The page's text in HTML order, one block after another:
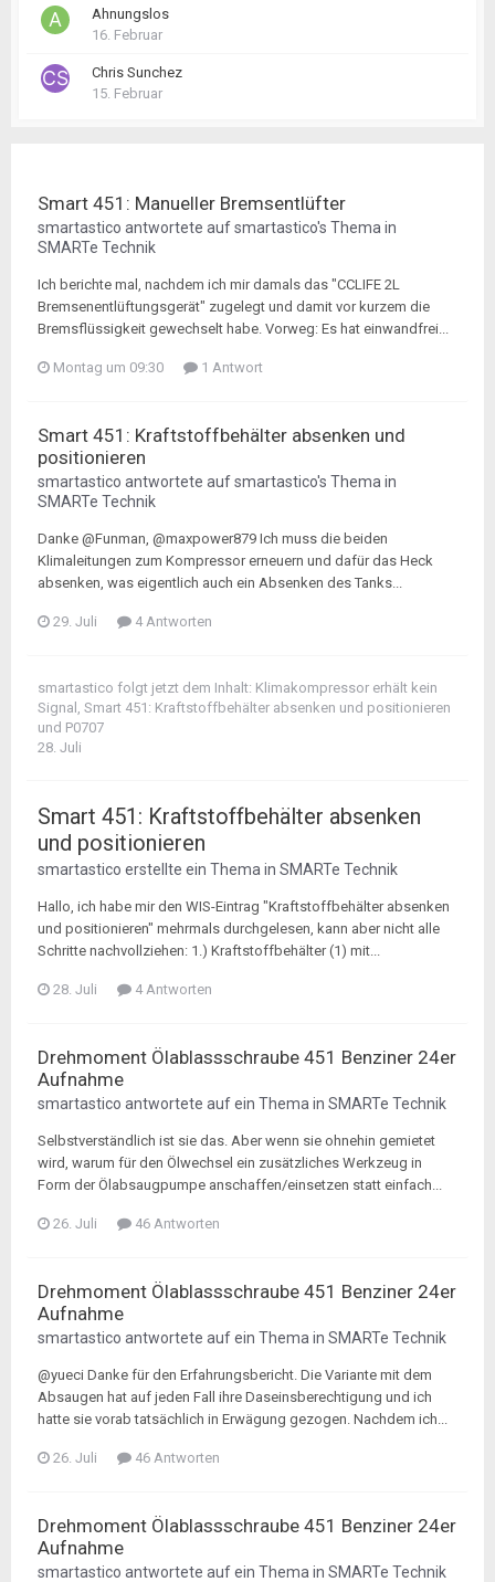
Ahnungslos
16. Februar
Chris Sunchez
15. Februar
Smart 451: Manueller Bremsentlüfter
smartastico antwortete aufsmartastico's Thema in
SMARTe Technik
Ich berichte mal, nachdem ich mir damals das "CCLIFE 2L
Bremsenentlüftungsgerät" zugelegt und damit vor kurzem die
Bremsflüssigkeit gewechselt habe. Vorweg: Es hat einwandfrei...
Montag um 09:30 1 Antwort
Smart 451: Kraftstoffbehälter absenken und
positionieren
smartastico antwortete aufsmartastico's Thema in
SMARTe Technik
Danke @Funman, @maxpower879 Ich muss die beiden
Klimaleitungen zum Kompressor erneuern und dafür das Heck
absenken, was eigentlich auch ein Absenken des Tanks...
29. Juli 4 Antworten
smartastico folgt jetzt dem Inhalt: Klimakompressor erhält kein
Signal , Smart 451: Kraftstoffbehälter absenken und positionieren
und P0707
28. Juli
Smart 451: Kraftstoffbehälter absenken
und positionieren
smartastico erstellte ein Thema in SMARTe Technik
Hallo, ich habe mir den WIS-Eintrag "Kraftstoffbehälter absenken
und positionieren" mehrmals durchgelesen, kann aber nicht alle
Schritte nachvollziehen: 1.) Kraftstoffbehälter (1) mit...
28. Juli 4 Antworten
Drehmoment Ölablassschraube 451 Benziner 24er
Aufnahme
smartastico antwortete auf ein Thema in SMARTe Technik
Selbstverständlich ist sie das. Aber wenn sie ohnehin gemietet
wird, warum für den Ölwechsel ein zusätzliches Werkzeug in
Form der Ölabsaugpumpe anschaffen/einsetzen statt einfach...
26. Juli 46 Antworten
Drehmoment Ölablassschraube 451 Benziner 24er
Aufnahme
smartastico antwortete auf ein Thema in SMARTe Technik
@yueci Danke für den Erfahrungsbericht. Die Variante mit dem
Absaugen hat auf jeden Fall ihre Daseinsberechtigung und ich
hatte sie vorab tatsächlich in Erwägung gezogen. Nachdem ich...
26. Juli 46 Antworten
Drehmoment Ölablassschraube 451 Benziner 24er
Aufnahme
smartastico antwortete auf ein Thema in SMARTe Technik